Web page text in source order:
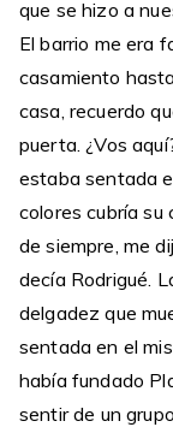
que se hizo a
El barrio me era
casamiento
casa, recuerdo
puerta. ¿Vos
estaba sentada
colores cubría su
de siempre, me
decía Rodrigué.
delgadez que
sentada en el
había fundado
sentir de un